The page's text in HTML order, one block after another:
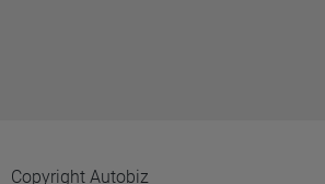
Copyright Autobiz